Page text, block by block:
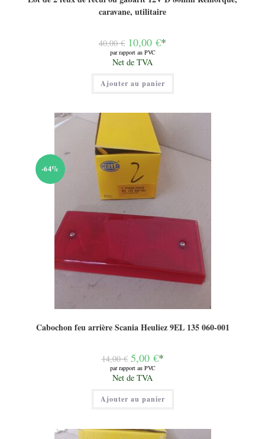
caravane, utilitaire
40,00€ Le
prix
initial
était :
40,00 €.
10,00 €*
par rapport au PVC
Le
prix
actuel
est :
10,00 €.
Net de TVA
Ajouter au panier
-64%
Cabochon feu arrière Scania Heuliez 9EL 135 060-001
14,00€ Le
prix
initial
était :
14,00 €.
5,00 €*
par rapport au PVC
Le
prix
actuel
est :
5,00 €.
Net de TVA
Ajouter au panier